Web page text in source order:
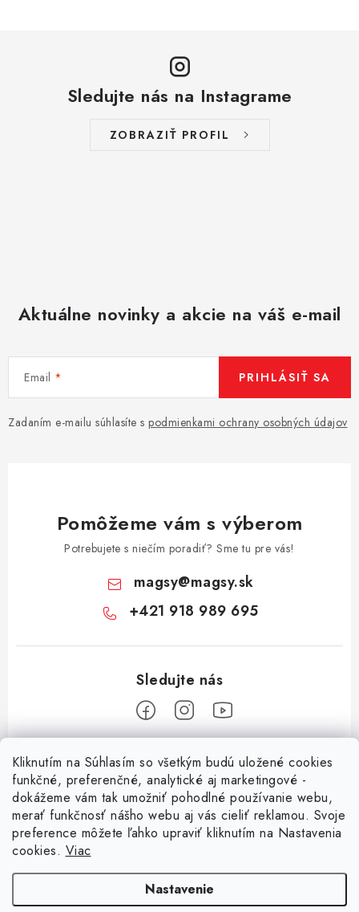
Kliknutím na Súhlasím so všetkým budú uložené cookies
funkčné, preferenčné, analytické aj marketingové -
dokážeme vám tak umožniť pohodlné používanie webu,
merať funkčnosť nášho webu aj vás cieliť reklamou. Svoje
preference môžete ľahko upraviť kliknutím na Nastavenia
cookies. Viac
Nastavenie
Sledujte nás na Instagrame
ZOBRAZIŤ PROFIL
Aktuálne novinky a akcie na váš e-mail
Email
Zadaním e-mailu súhlasíte s podmienkami ochrany osobných údajov
PRIHLÁSIŤ SA
Pomôžeme vám s výberom
Potrebujete s niečím poradiť? Sme tu pre vás!
magsy@magsy.sk
+421 918 989 695
Informácie pre vás
O nás
Obchodné podmienky
Facebook